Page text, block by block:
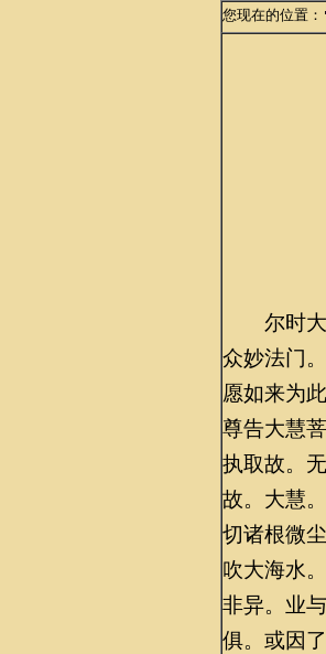
您现在的位置：
尔时大
众妙法门
愿如来为
尊告大慧
执取故。
故。大慧
切诸根微
吹大海水
非异。业
俱。或因